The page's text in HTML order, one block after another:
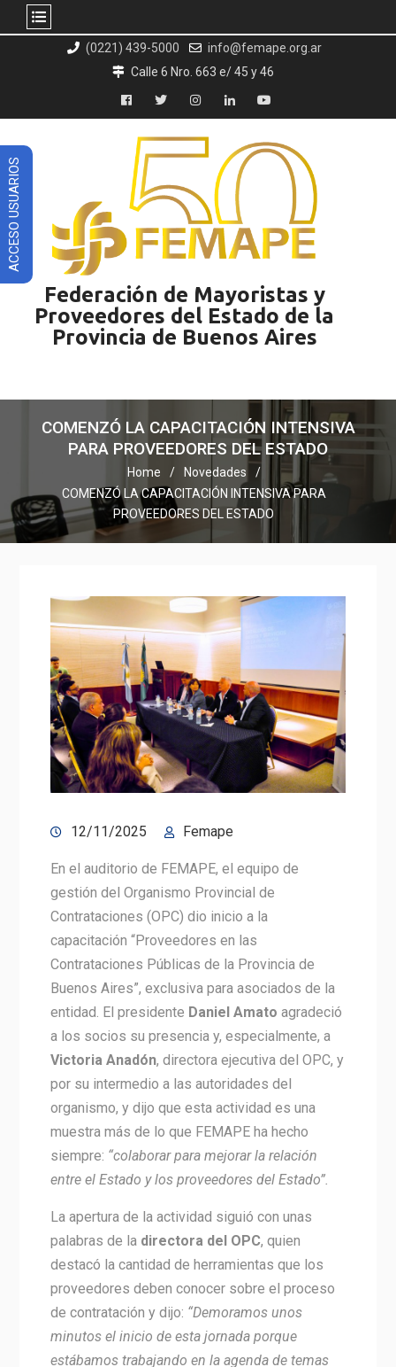
(0221) 439-5000
info@femape.org.ar
Calle 6 Nro. 663 e/ 45 y 46
Facebook
TwitterInstagramLinkedInYouTube
Federación de Mayoristas y
Proveedores del Estado de la
Provincia de Buenos Aires
COMENZÓ LA CAPACITACIÓN INTENSIVA
PARA PROVEEDORES DEL ESTADO
Home
Novedades
COMENZÓ LA CAPACITACIÓN INTENSIVA PARA
PROVEEDORES DEL ESTADO
12/11/2025 Femape
En el auditorio de FEMAPE, el equipo de
gestión del Organismo Provincial de
Contrataciones (OPC) dio inicio a la
capacitación “Proveedores en las
Contrataciones Públicas de la Provincia de
Buenos Aires”, exclusiva para asociados de la
entidad. El presidente Daniel Amato agradeció
a los socios su presencia y, especialmente, a
Victoria Anadón, directora ejecutiva del OPC, y
por su intermedio a las autoridades del
organismo, y dijo que esta actividad es una
muestra más de lo que FEMAPE ha hecho
siempre: “colaborar para mejorar la relación
entre el Estado y los proveedores del Estado”.
La apertura de la actividad siguió con unas
palabras de ladirectora del OPC, quien
destacó la cantidad de herramientas que los
proveedores deben conocer sobre el proceso
de contratación y dijo: “Demoramos unos
minutos el inicio de esta jornada porque
estábamos trabajando en la agenda de temas
ACCESO USUARIOS